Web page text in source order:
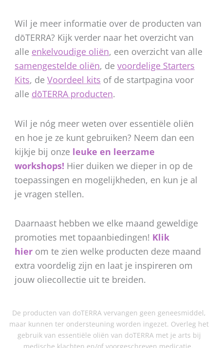
Wil je meer informatie over de producten van
dōTERRA? Kijk verder naar het overzicht van
alle enkelvoudige oliën, een overzicht van alle
samengestelde oliën, de voordelige Starters
Kits, de Voordeel kits of de startpagina voor
alle dōTERRA producten.
Wil je nóg meer weten over essentiële oliën
en hoe je ze kunt gebruiken? Neem dan een
kijkje bij onze leuke en leerzame
workshops! Hier duiken we dieper in op de
toepassingen en mogelijkheden, en kun je al
je vragen stellen.
Daarnaast hebben we elke maand geweldige
promoties met topaanbiedingen! Klik
hier om te zien welke producten deze maand
extra voordelig zijn en laat je inspireren om
jouw oliecollectie uit te breiden.
De producten van doTERRA vervangen geen geneesmiddel,
maar kunnen ter ondersteuning worden ingezet. Overleg het
gebruik van essentiële oliën van doTERRA met je arts bij